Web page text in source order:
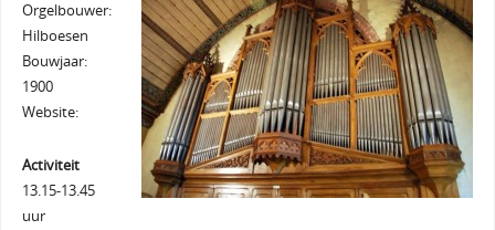
Orgelbouwer:
Hilboesen
Bouwjaar:
1900
Website:
Activiteit
13.15-13.45
uur